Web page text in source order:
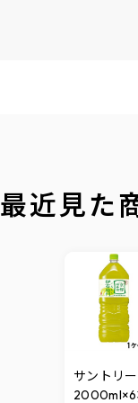
最近見た
サントリ
2000ml×6